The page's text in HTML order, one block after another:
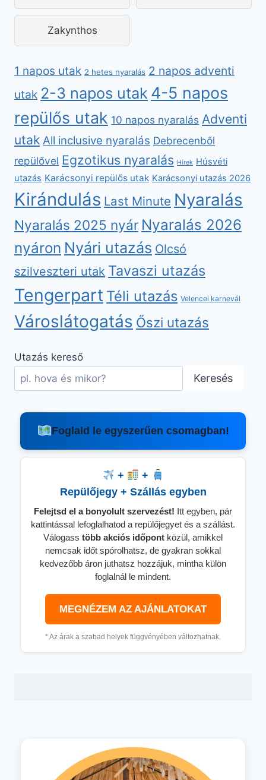
Zakynthos
1 napos utak 2 hetes nyaralás 2 napos adventi
utak 2-3 napos utak 4-5 napos
repülős utak 10 napos nyaralás Adventi
utak All inclusive nyaralás Debrecenből
repülővel Egzotikus nyaralás Hírek Húsvéti
utazás Karácsonyi repülős utak Karácsonyi utazás 2026
Kirándulás Last Minute Nyaralás
Nyaralás 2025 nyár Nyaralás 2026
nyáron Nyári utazás Olcsó
szilveszteri utak Tavaszi utazás
Tengerpart Téli utazás Velencei karnevál
Városlátogatás Őszi utazás
Utazás kereső
Keresés
Foglald le egyszerűen csomagban!
+
+
Repülőjegy + Szállás egyben
Felejtsd el a bonyolult szervezést! Itt egyben, pár
kattintással lefoglalhatod a repülőjegyet és a szállást.
Válogass több akciós időpont közül, amikkel
nemcsak időt spórolhatsz, de gyakran sokkal
kedvezőbb áron juthatsz hozzájuk, mintha külön
foglalnál le mindent.
MEGNÉZEM AZ AJÁNLATOKAT
* Az árak a szabad helyek függvényében változhatnak.